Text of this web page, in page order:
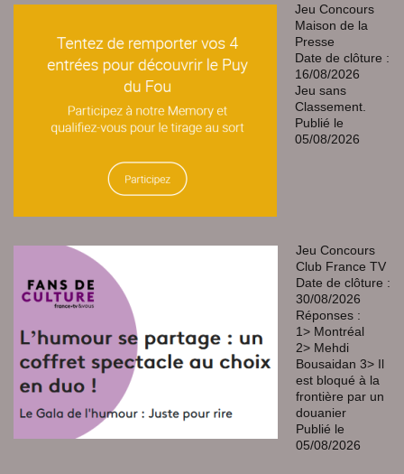
Jeu Concours
Maison de la
Presse
Date de clôture :
16/08/2026
Jeu sans
Classement.
Publié le
05/08/2026
Jeu Concours
Club France TV
Date de clôture :
30/08/2026
Réponses :
1> Montréal
2> Mehdi
Bousaidan 3> Il
est bloqué à la
frontière par un
douanier
Publié le
05/08/2026